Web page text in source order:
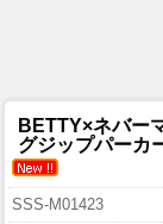
BETTY×ネバー
グジップパーカ
SSS-M01423